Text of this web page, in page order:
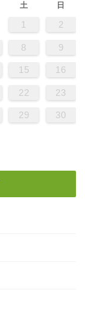
土 日
1 2
8 9
15 16
22 23
29 30